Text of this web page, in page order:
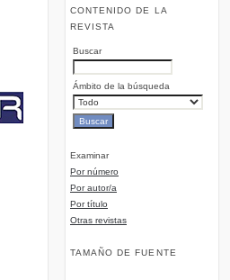
CONTENIDO DE LA
REVISTA
Buscar
Ámbito de la búsqueda
Examinar
Por número
Por autor/a
Por título
Otras revistas
TAMAÑO DE FUENTE